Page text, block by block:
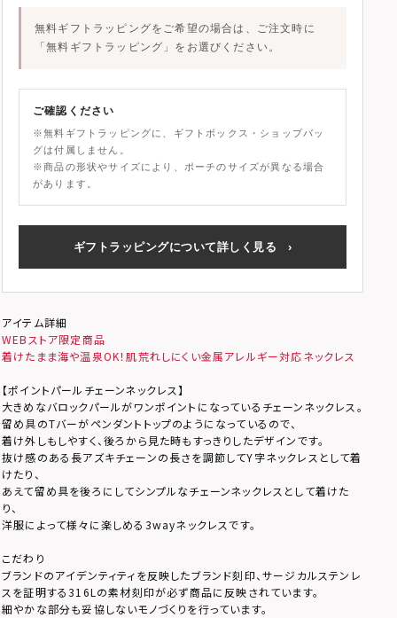
無料ギフトラッピングをご希望の場合は、ご注文時に
「無料ギフトラッピング」 をお選びください。
ご確認ください
※無料ギフトラッピングに、ギフトボックス・ショップバッ
グは付属しません。
※商品の形状やサイズにより、ポーチのサイズが異なる場合
があります。
ギフトラッピングについて詳しく見る ›
アイテム詳細
WEBストア限定商品
着けたまま海や温泉OK！肌荒れしにくい金属アレルギー対応ネックレス
【ポイントパールチェーンネックレス】
大きめなバロックパールがワンポイントになっているチェーンネックレス。
留め具のTバーがペンダントトップのようになっているので、
着け外しもしやすく、後ろから見た時もすっきりしたデザインです。
抜け感のある長アズキチェーンの長さを調節してY字ネックレスとして着
けたり、
あえて留め具を後ろにしてシンプルなチェーンネックレスとして着けた
り、
洋服によって様々に楽しめる3wayネックレスです。
こだわり
ブランドのアイデンティティを反映したブランド刻印、サージカルステンレ
スを証明する316Lの素材刻印が必ず商品に反映されています。
細やかな部分も妥協しないモノづくりを行っています。